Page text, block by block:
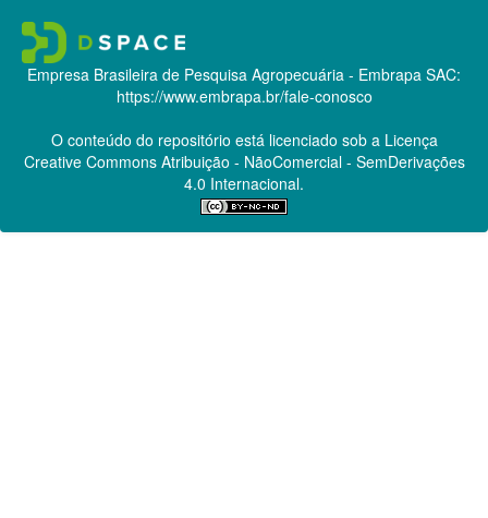
Empresa Brasileira de Pesquisa Agropecuária - Embrapa SAC:
https://www.embrapa.br/fale-conosco
O conteúdo do repositório está licenciado sob a Licença
Creative CommonsAtribuição - NãoComercial - SemDerivações
4.0 Internacional.